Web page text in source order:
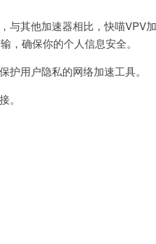
其他加速器相比，快喵VPV
，确保你的个人信息安全。
用户隐私的网络加速工具。